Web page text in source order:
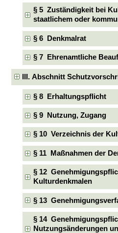
§ 5 Zuständigkeit bei
staatlichem oder
§ 6 Denkmalrat
§ 7 Ehrenamtliche
III. Abschnitt
§ 8 Erhaltungspflicht
§ 9 Nutzung, Zugang
§ 10 Verzeichnis der
§ 11 Maßnahmen der
§ 12
Kulturdenkmalen
§ 13
§ 14
Nutzungsänderungen